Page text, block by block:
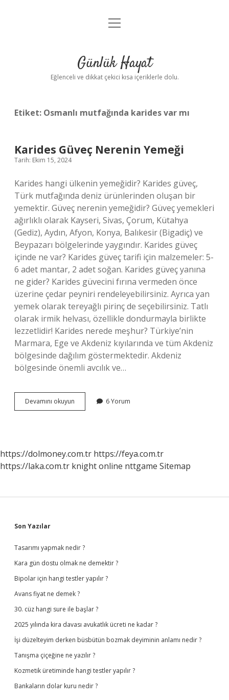
Anasayfa
Yasal Uyarı
menüyü
Günlük Hayat
Eğlenceli ve dikkat çekici kısa içeriklerle dolu.
Etiket: Osmanlı mutfağında karides var mı
Karides Güveç Nerenin Yemeği
Tarih: Ekim 15, 2024
Karides hangi ülkenin yemeğidir? Karides güveç,
Türk mutfağında deniz ürünlerinden oluşan bir
yemektir. Güveç nerenin yemeğidir? Güveç yemekleri
ağırlıklı olarak Kayseri, Sivas, Çorum, Kütahya
(Gediz), Aydın, Afyon, Konya, Balıkesir (Bigadiç) ve
Beypazarı bölgelerinde yaygındır. Karides güveç
içinde ne var? Karides güveç tarifi için malzemeler: 5-
6 adet mantar, 2 adet soğan. Karides güveç yanına
ne gider? Karides güvecini fırına vermeden önce
üzerine çedar peyniri rendeleyebilirsiniz. Ayrıca yan
yemek olarak tereyağlı pirinç de seçebilirsiniz. Tatlı
olarak irmik helvası, özellikle dondurmayla birlikte
lezzetlidir! Karides nerede meşhur? Türkiye’nin
Marmara, Ege ve Akdeniz kıyılarında ve tüm Akdeniz
bölgesinde dağılım göstermektedir. Akdeniz
bölgesinde önemli avcılık ve…
Devamını okuyun
Güveç
6 Yorum
https://dolmoney.com.tr https://feya.com.tr
https://laka.com.tr knight online nttgame Sitemap
Sidebar
Son Yazılar
Tasarımı yapmak nedir ?
Kara gün dostu olmak ne demektir ?
Bipolar için hangi testler yapılır ?
Avans fiyat ne demek ?
30. cüz hangi sure ile başlar ?
2025 yılında kira davası avukatlık ücreti ne kadar ?
İşi düzelteyim derken büsbütün bozmak deyiminin anlamı nedir ?
Tanışma çiçeğine ne yazılır ?
Kozmetik üretiminde hangi testler yapılır ?
Bankaların dolar kuru nedir ?